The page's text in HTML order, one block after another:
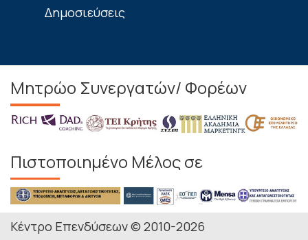
Δημοσιεύσεις
Μητρώο Συνεργατών/ Φορέων
Πιστοποιημένο Μέλος σε
Κέντρο Επενδύσεων © 2010-2026